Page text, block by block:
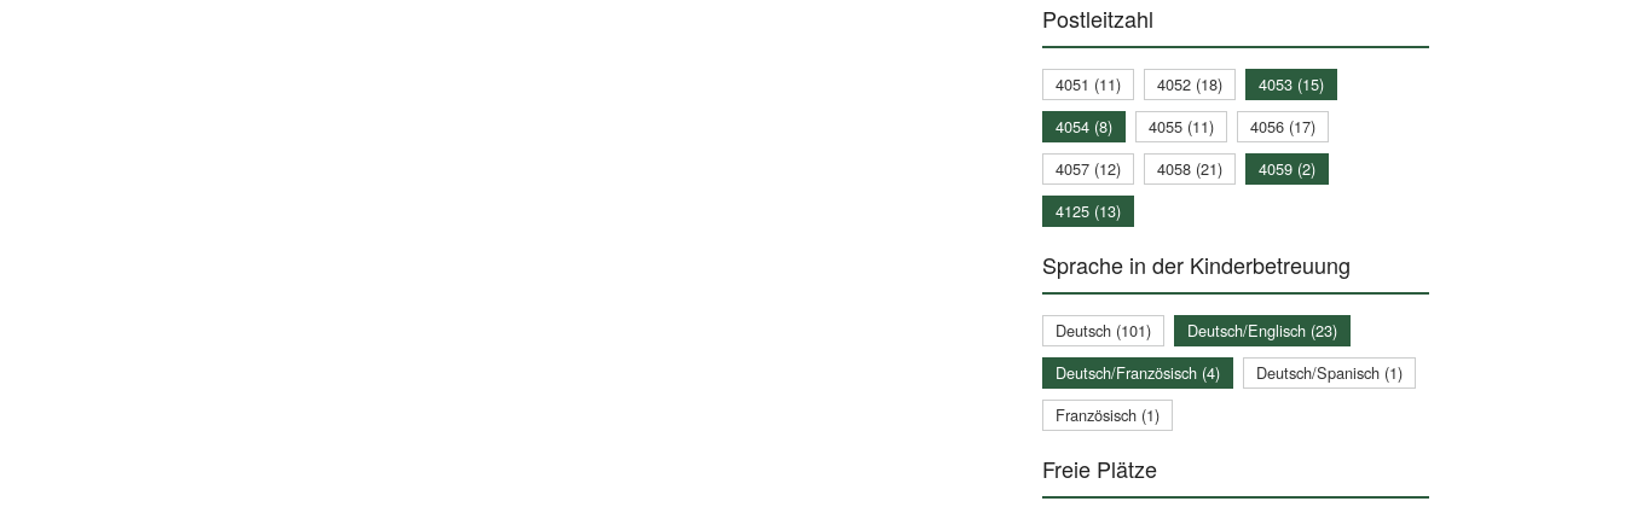
Postleitzahl
4051 (11) 4052 (18)
4053 (15)
4054 (8)
4055 (11)
4056 (17)
4057 (12)
4058 (21)
4059 (2)
4125 (13)
Sprache in der Kinderbetreuung
Deutsch (101)
Deutsch/Englisch (23)
Deutsch/Französisch (4)
Deutsch/Spanisch (1)
Französisch (1)
Freie Plätze